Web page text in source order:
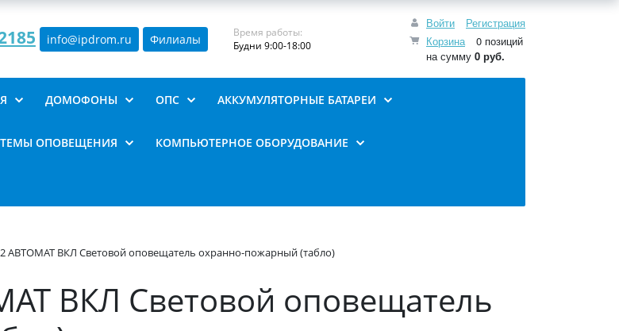
Войти
Регистрация
Корзина
0 позиций
на сумму 0 руб.
info@ipdrom.ru Филиалы
Время работы:
Будни 9:00-18:00
ДОМОФОНЫ ОПС АККУМУЛЯТОРНЫЕ БАТАРЕИ
ОПОВЕЩЕНИЯ КОМПЬЮТЕРНОЕ ОБОРУДОВАНИЕ
АВТОМАТ ВКЛ Световой оповещатель охранно-пожарный (табло)
ВКЛ Световой оповещатель